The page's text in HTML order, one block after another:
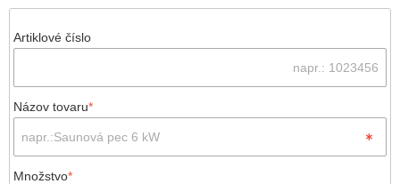
Artiklové číslo
Názov tovaru*
Množstvo*